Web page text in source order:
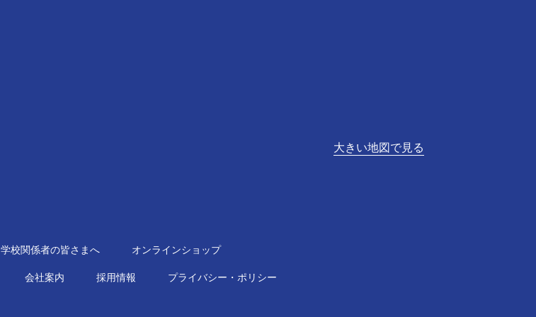
大きい地図で見る
学校関係者の皆さまへ オンラインショップ
会社案内 採用情報 プライバシー・ポリシー